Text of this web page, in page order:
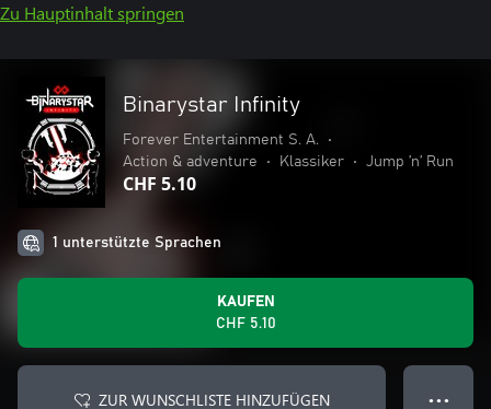
Zu Hauptinhalt springen
Binarystar Infinity
Forever Entertainment S. A.
•
Action & adventure
• Klassiker • Jump ’n’ Run
CHF 5.10
1 unterstützte Sprachen
KAUFEN
CHF 5.10
ZUR WUNSCHLISTE HINZUFÜGEN ● ● ●